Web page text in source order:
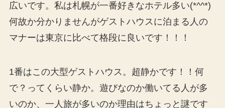
広いです。私は札幌が一番好きなホテル多い(*^^*)
何故か分かりませんがゲストハウスに泊まる人の
マナーは東京に比べて格段に良いです！！！
1番はこの大型ゲストハウス。超静かです！！何
で？ってくらい静か。遊びなのか働いてる人が多
いのか、一人旅が多いのか理由はちょっと謎です